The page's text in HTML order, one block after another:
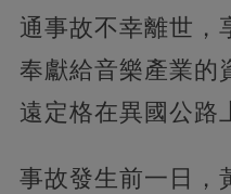
通事故不幸離世，
奉獻給音樂產業的
遠定格在異國公路
事故發生前一日，